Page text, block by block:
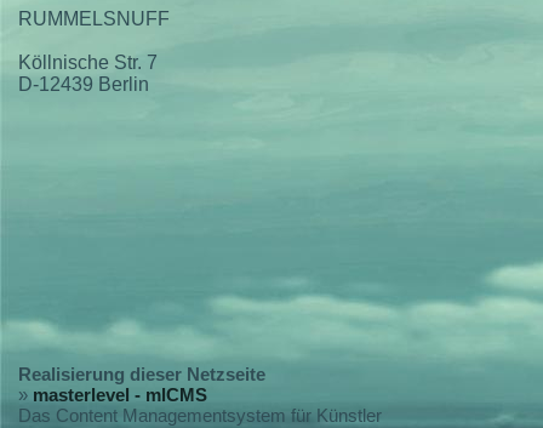
RUMMELSNUFF
Köllnische Str. 7
D-12439 Berlin
Realisierung dieser Netzseite
» masterlevel - mlCMS
Das Content Managementsystem für Künstler